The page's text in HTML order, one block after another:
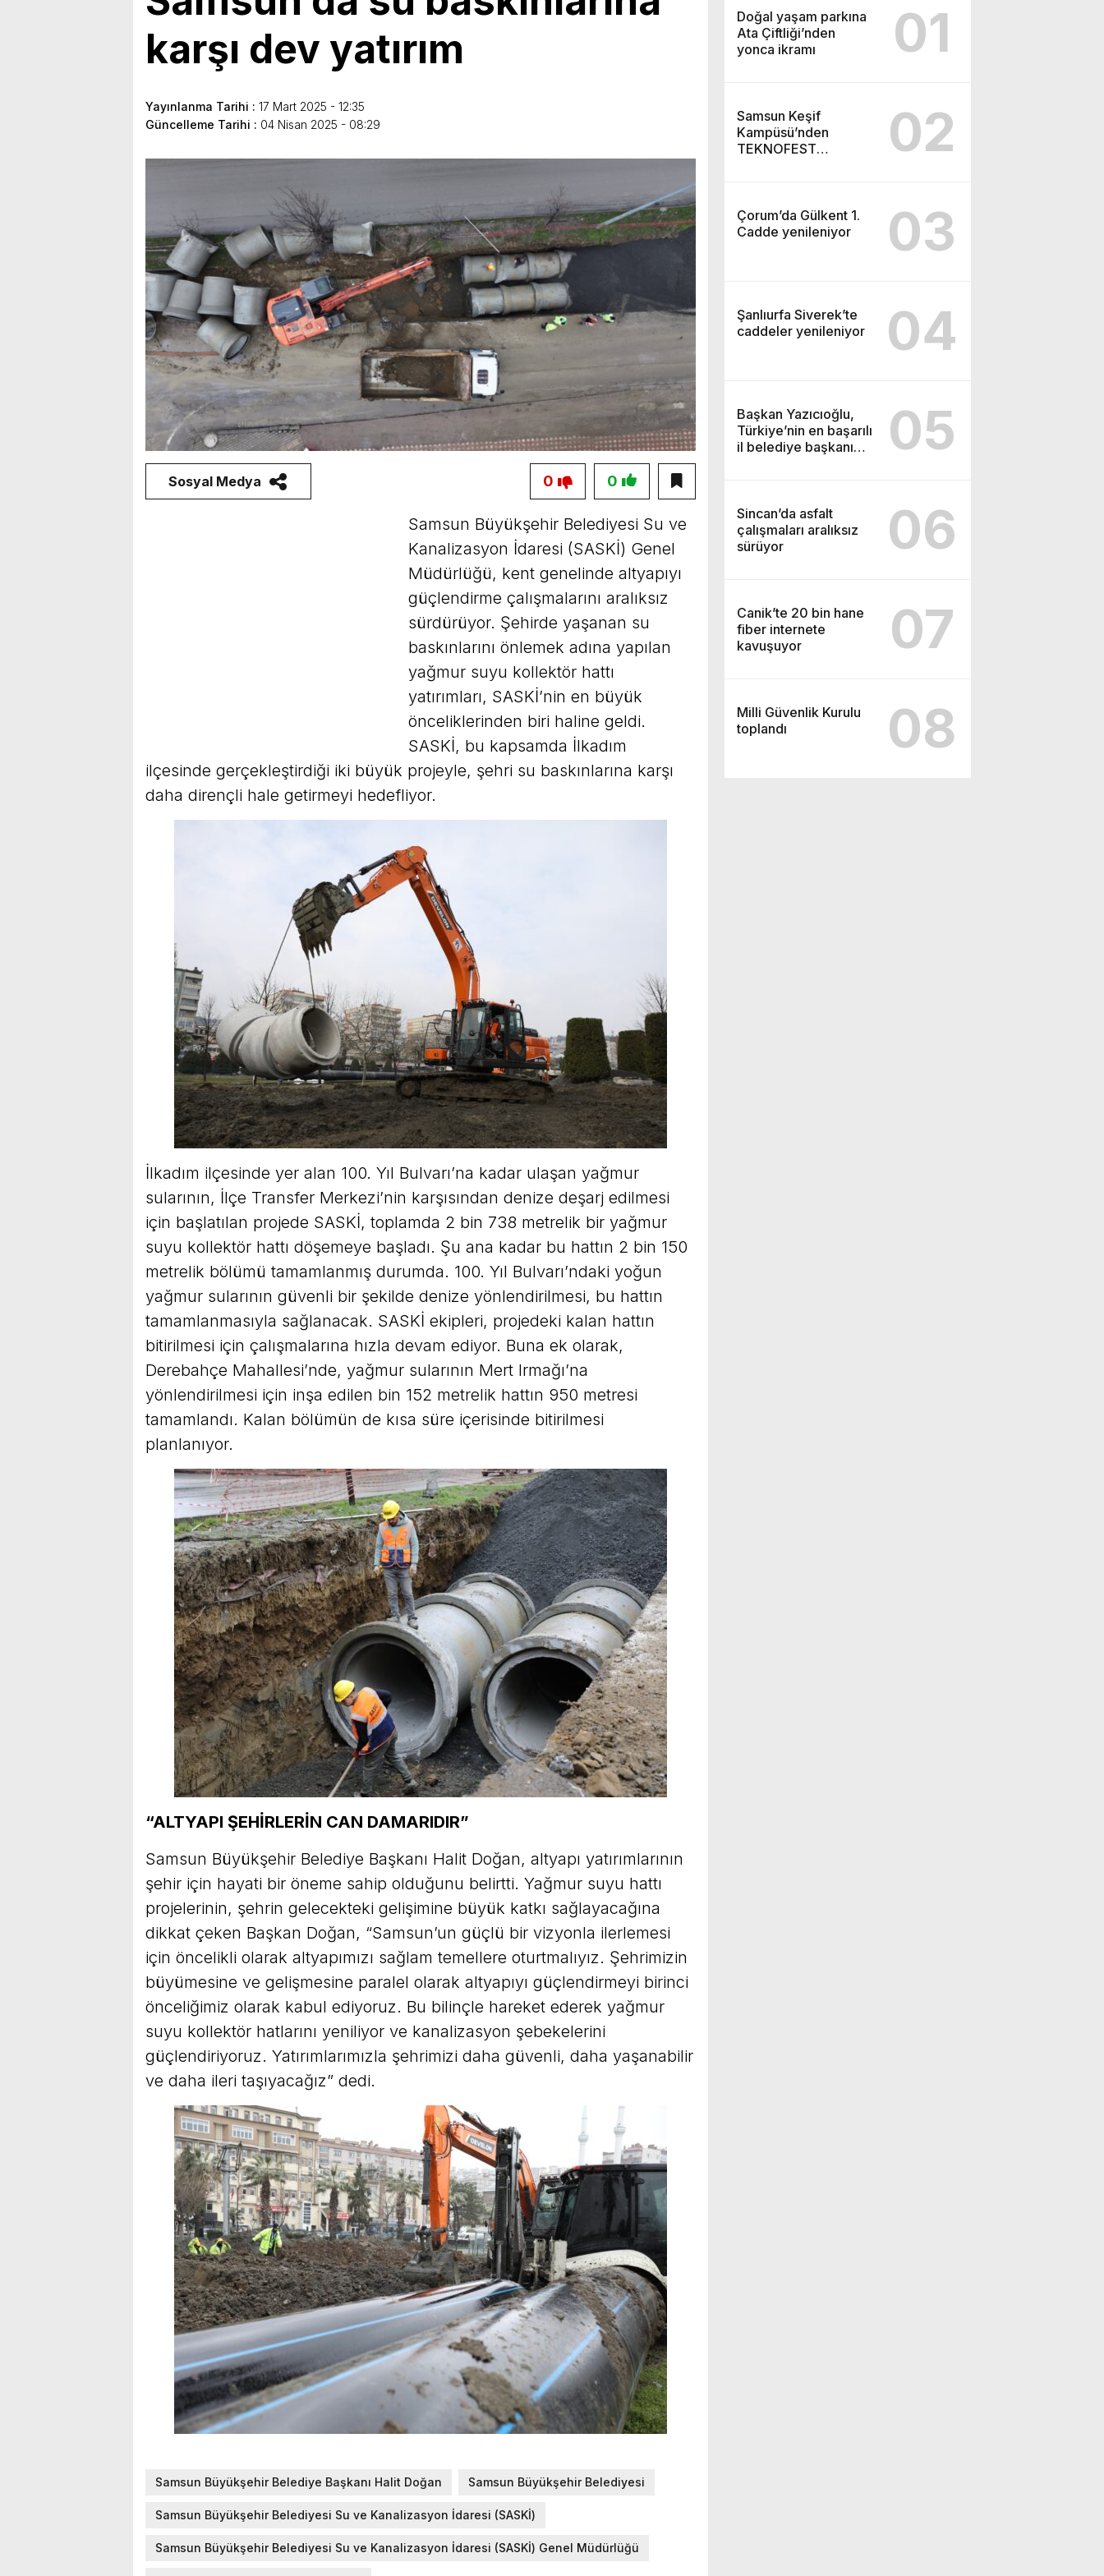
karşı dev yatırım
Yayınlanma Tarihi : 17 Mart 2025 - 12:35
Güncelleme Tarihi : 04 Nisan 2025 - 08:29
Sosyal Medya 0
0
Samsun Büyükşehir Belediyesi Su ve
Kanalizasyon İdaresi (SASKİ) Genel
Müdürlüğü, kent genelinde altyapıyı
güçlendirme çalışmalarını aralıksız
sürdürüyor. Şehirde yaşanan su
baskınlarını önlemek adına yapılan
yağmur suyu kollektör hattı
yatırımları, SASKİ’nin en büyük
önceliklerinden biri haline geldi.
SASKİ, bu kapsamda İlkadım
ilçesinde gerçekleştirdiği iki büyük projeyle, şehri su baskınlarına karşı
daha dirençli hale getirmeyi hedefliyor.
İlkadım ilçesinde yer alan 100. Yıl Bulvarı’na kadar ulaşan yağmur
sularının, İlçe Transfer Merkezi’nin karşısından denize deşarj edilmesi
için başlatılan projede SASKİ, toplamda 2 bin 738 metrelik bir yağmur
suyu kollektör hattı döşemeye başladı. Şu ana kadar bu hattın 2 bin 150
metrelik bölümü tamamlanmış durumda. 100. Yıl Bulvarı’ndaki yoğun
yağmur sularının güvenli bir şekilde denize yönlendirilmesi, bu hattın
tamamlanmasıyla sağlanacak. SASKİ ekipleri, projedeki kalan hattın
bitirilmesi için çalışmalarına hızla devam ediyor. Buna ek olarak,
Derebahçe Mahallesi’nde, yağmur sularının Mert Irmağı’na
yönlendirilmesi için inşa edilen bin 152 metrelik hattın 950 metresi
tamamlandı. Kalan bölümün de kısa süre içerisinde bitirilmesi
planlanıyor.
“ALTYAPI ŞEHİRLERİN CAN DAMARIDIR”
Samsun Büyükşehir Belediye Başkanı Halit Doğan, altyapı yatırımlarının
şehir için hayati bir öneme sahip olduğunu belirtti. Yağmur suyu hattı
projelerinin, şehrin gelecekteki gelişimine büyük katkı sağlayacağına
dikkat çeken Başkan Doğan, “Samsun’un güçlü bir vizyonla ilerlemesi
için öncelikli olarak altyapımızı sağlam temellere oturtmalıyız. Şehrimizin
büyümesine ve gelişmesine paralel olarak altyapıyı güçlendirmeyi birinci
önceliğimiz olarak kabul ediyoruz. Bu bilinçle hareket ederek yağmur
suyu kollektör hatlarını yeniliyor ve kanalizasyon şebekelerini
güçlendiriyoruz. Yatırımlarımızla şehrimizi daha güvenli, daha yaşanabilir
ve daha ileri taşıyacağız” dedi.
Samsun Büyükşehir Belediye Başkanı Halit Doğan Samsun Büyükşehir Belediyesi
Samsun Büyükşehir Belediyesi Su ve Kanalizasyon İdaresi (SASKİ)
Samsun Büyükşehir Belediyesi Su ve Kanalizasyon İdaresi (SASKİ) Genel Müdürlüğü
Doğal yaşam parkına
Ata Çiftliği’nden
yonca ikramı
01
Samsun Keşif
Kampüsü’nden
TEKNOFEST
02
Çorum’da Gülkent 1.
Cadde yenileniyor
03
Şanlıurfa Siverek’te
caddeler yenileniyor
04
Başkan Yazıcıoğlu,
Türkiye’nin en başarılı
il belediye başkanı
05
Sincan’da asfalt
çalışmaları aralıksız
sürüyor
06
Canik’te 20 bin hane
fiber internete
kavuşuyor
07
Milli Güvenlik Kurulu
toplandı
08